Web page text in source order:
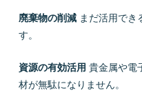
廃棄物の削減まだ活用でき
す。
資源の有効活用 貴金属や電
材が無駄になりません。